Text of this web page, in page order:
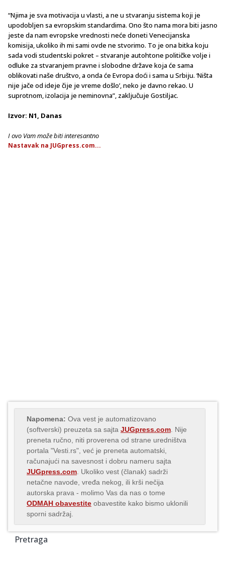
“Njima je sva motivacija u vlasti, a ne u stvaranju sistema koji je
upodobljen sa evropskim standardima. Ono što nama mora biti jasno
jeste da nam evropske vrednosti neće doneti Venecijanska
komisija, ukoliko ih mi sami ovde ne stvorimo. To je ona bitka koju
sada vodi studentski pokret – stvaranje autohtone političke volje i
odluke za stvaranjem pravne i slobodne države koja će sama
oblikovati naše društvo, a onda će Evropa doći i sama u Srbiju. ‘Ništa
nije jače od ideje čije je vreme došlo’, neko je davno rekao. U
suprotnom, izolacija je neminovna”, zaključuje Gostiljac.
Izvor: N1, Danas
I ovo Vam može biti interesantno
Nastavak na JUGpress.com...
Napomena: Ova vest je automatizovano
(softverski) preuzeta sa sajta JUGpress.com . Nije
preneta ručno, niti proverena od strane uredništva
portala "Vesti.rs", već je preneta automatski,
računajući na savesnost i dobru nameru sajta
JUGpress.com . Ukoliko vest (članak) sadrži
netačne navode, vređa nekog, ili krši nečija
autorska prava - molimo Vas da nas o tome
ODMAH obavestite obavestite kako bismo uklonili
sporni sadržaj.
Pretraga